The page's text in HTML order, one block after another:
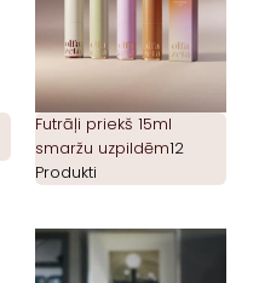
Futrāļi priekš 15ml
smaržu uzpildēm12
Produkti